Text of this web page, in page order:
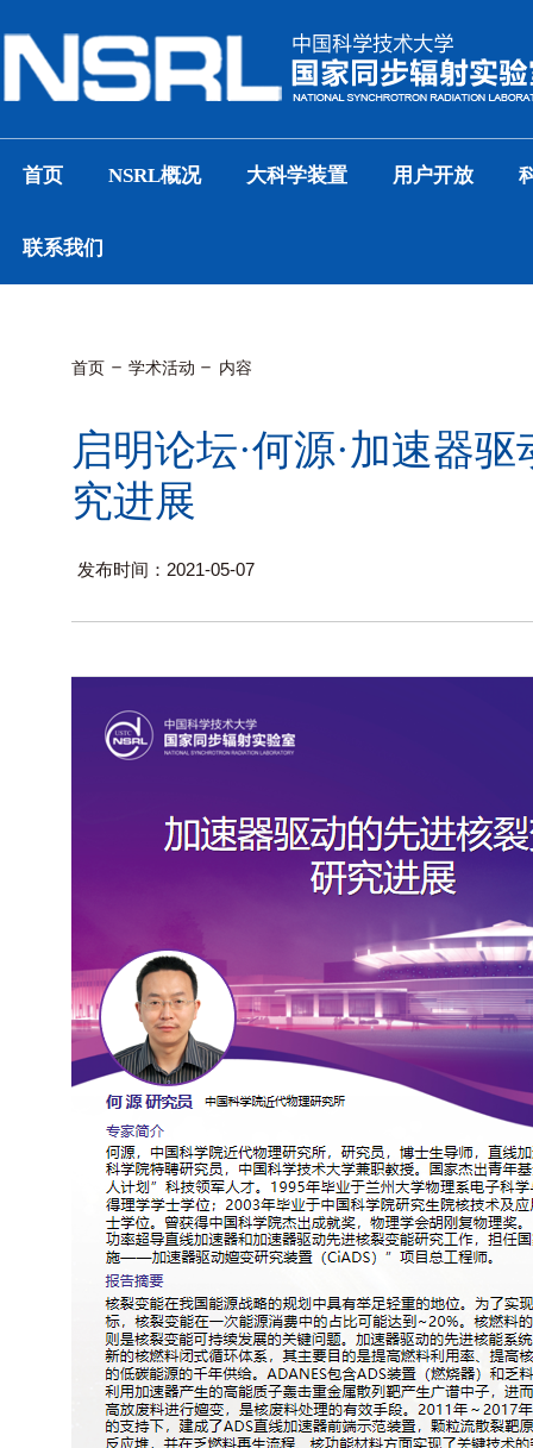
首页 NSRL概况 大科学装置 用户开放
联系我们
首页 学术活动 内容
启明论坛·何源·加速器
究进展
发布时间：2021-05-07